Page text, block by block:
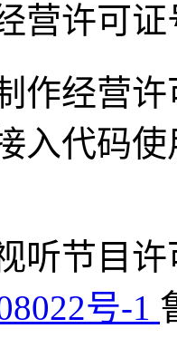
营许可证
作经营
入代码
听节目许
号-1